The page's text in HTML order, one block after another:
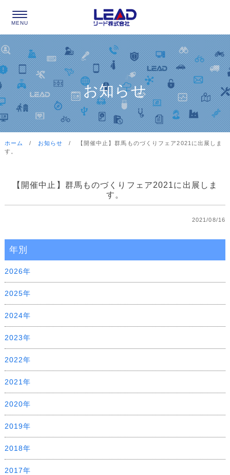
お知らせ
ホーム / お知らせ /
【開催中止】群馬ものづくりフェア2021に出展しま
す。
【開催中止】群馬ものづくりフェア2021に出展しま
す。
2021/08/16
年別
2026年
2025年
2024年
2023年
2022年
2021年
2020年
2019年
2018年
2017年